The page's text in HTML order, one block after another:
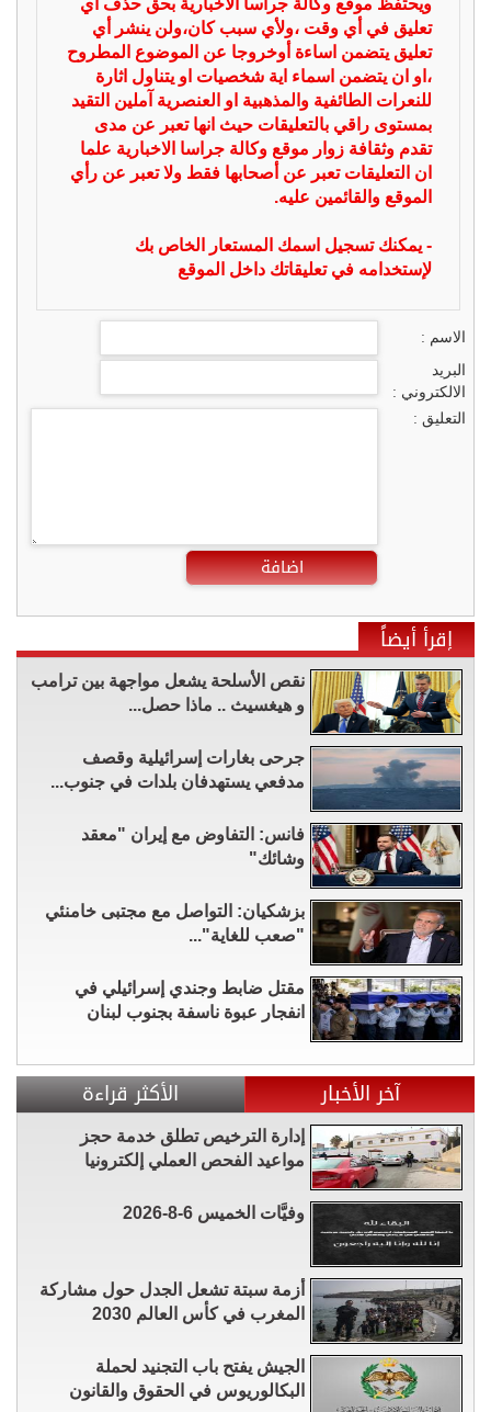
تعليق في أي وقت ،ولأي سبب كان،ولن ينشر أي
تعليق يتضمن اساءة أوخروجا عن الموضوع المطروح
،او ان يتضمن اسماء اية شخصيات او يتناول اثارة
للنعرات الطائفية والمذهبية او العنصرية آملين التقيد
بمستوى راقي بالتعليقات حيث انها تعبر عن مدى
تقدم وثقافة زوار موقع وكالة جراسا الاخبارية علما
ان التعليقات تعبر عن أصحابها فقط ولا تعبر عن رأي
الموقع والقائمين عليه.
- يمكنك تسجيل اسمك المستعار الخاص بك
لإستخدامه في تعليقاتك داخل الموقع
الاسم :
البريد
الالكتروني :
التعليق :
اضافة
إقرأ أيضاً
نقص الأسلحة يشعل مواجهة بين ترامب
و هيغسيث .. ماذا حصل...
جرحى بغارات إسرائيلية وقصف
مدفعي يستهدفان بلدات في جنوب...
فانس: التفاوض مع إيران "معقد
وشائك"
بزشكيان: التواصل مع مجتبى خامنئي
"صعب للغاية"...
مقتل ضابط وجندي إسرائيلي في
انفجار عبوة ناسفة بجنوب لبنان
آخر الأخبار الأكثر قراءة
إدارة الترخيص تطلق خدمة حجز
مواعيد الفحص العملي إلكترونيا
وفيَّات الخميس 6-8-2026
أزمة سبتة تشعل الجدل حول مشاركة
المغرب في كأس العالم 2030
الجيش يفتح باب التجنيد لحملة
البكالوريوس في الحقوق والقانون